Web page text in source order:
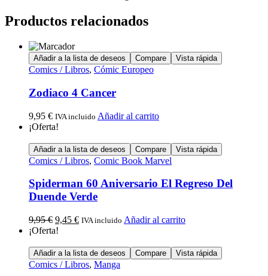
Productos relacionados
Añadir a la lista de deseos Compare Vista rápida
Comics / Libros, Cómic Europeo
Zodiaco 4 Cancer
9,95 € IVA incluido Añadir al carrito
¡Oferta!
Añadir a la lista de deseos Compare Vista rápida
Comics / Libros, Comic Book Marvel
Spiderman 60 Aniversario El Regreso Del
Duende Verde
9,95€ 9,45 € IVA incluido Añadir al carrito
¡Oferta!
Añadir a la lista de deseos Compare Vista rápida
Comics / Libros, Manga